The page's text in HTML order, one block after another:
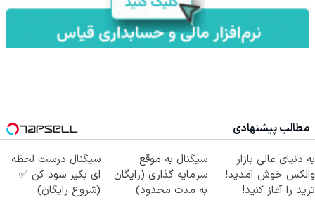
مطالب پیشنهادی
به دنیای عالی بازار
والکس خوش آمدید!
ترید را آغاز کنید!
سیگنال به موقع
سرمایه گذاری (رایگان
به مدت محدود)
سیگنال درست لحظه
ای بگیر سود کن ✅
(شروع رایگان)